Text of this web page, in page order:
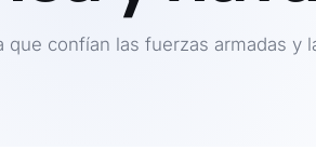
que confían las fuerzas armadas y